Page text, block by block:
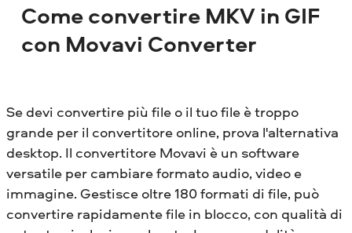
Come convertire MKV in GIF
con Movavi Converter
Se devi convertire più file o il tuo file è troppo
grande per il convertitore online, prova l'alternativa
desktop. Il convertitore Movavi è un software
versatile per cambiare formato audio, video e
immagine. Gestisce oltre 180 formati di file, può
convertire rapidamente file in blocco, con qualità di